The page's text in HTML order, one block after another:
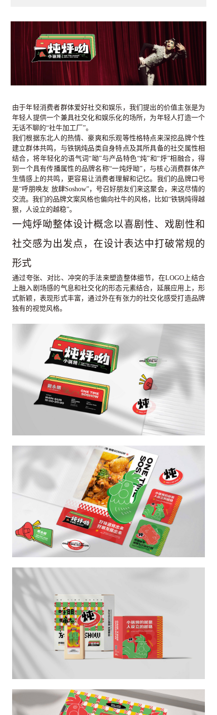
由于年轻消费者群体爱好社交和娱乐，我们提出的价值主张是为
年轻人提供一个兼具社交化和娱乐化的场所，为年轻人打造一个
无话不聊的“社牛加工厂”。
我们根据东北人的热情、豪爽和乐观等性格特点来深挖品牌个性
建立群体共鸣，与铁锅炖品类自身特点及其所具备的社交属性相
结合，将年轻化的语气词“呦”与产品特色“炖”和“烀”相融合，得
到一个具有传播属性的品牌名称“一炖烀呦”，与核心消费群体产
生情感上的共鸣，更容易让消费者理解和记忆。 我们的品牌口号
是“呼朋唤友 放肆Soshow”，号召好朋友们来这聚会，来这尽情的
交流。我们的品牌文案风格也偏向社牛的风格，比如“铁锅炖得越
狠，人设立的越稳”。
一炖烀呦整体设计概念以喜剧性、戏剧性和
社交感为出发点，在设计表达中打破常规的
形式
通过夸张、对比、冲突的手法来塑造整体细节，在LOGO上结合
上融入剧场感的气息和社交化的形态元素结合，延展应用上，形
式新颖，表现形式丰富，通过外在有张力的社交化感受打造品牌
独有的视觉风格。